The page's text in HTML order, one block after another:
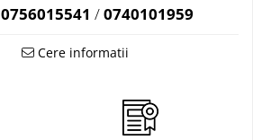
0756015541 /0740101959
Cere informatii